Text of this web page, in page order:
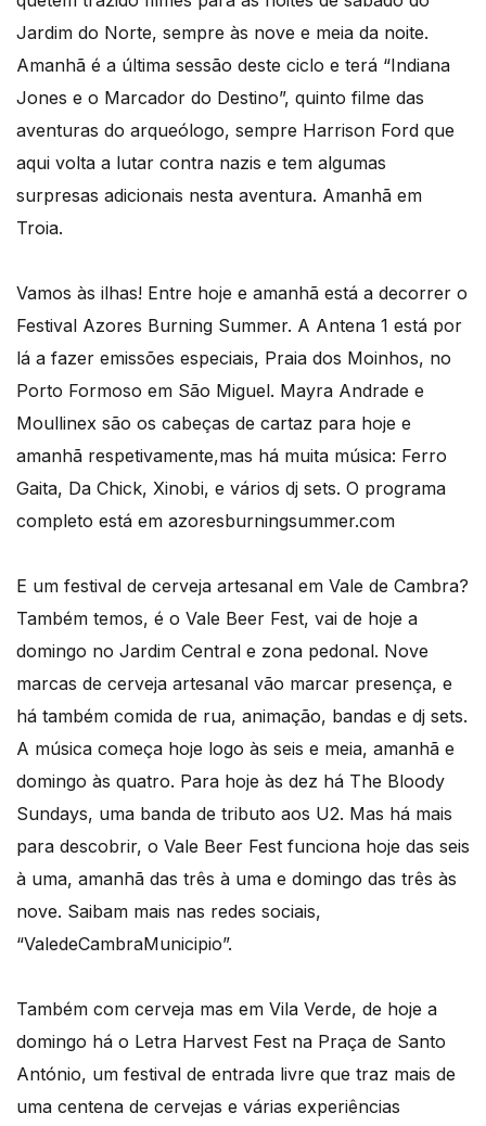
Jardim do Norte, sempre às nove e meia da noite.
Amanhã é a última sessão deste ciclo e terá “Indiana
Jones e o Marcador do Destino”, quinto filme das
aventuras do arqueólogo, sempre Harrison Ford que
aqui volta a lutar contra nazis e tem algumas
surpresas adicionais nesta aventura. Amanhã em
Troia.
Vamos às ilhas! Entre hoje e amanhã está a decorrer o
Festival Azores Burning Summer. A Antena 1 está por
lá a fazer emissões especiais, Praia dos Moinhos, no
Porto Formoso em São Miguel. Mayra Andrade e
Moullinex são os cabeças de cartaz para hoje e
amanhã respetivamente,mas há muita música: Ferro
Gaita, Da Chick, Xinobi, e vários dj sets. O programa
completo está em azoresburningsummer.com
E um festival de cerveja artesanal em Vale de Cambra?
Também temos, é o Vale Beer Fest, vai de hoje a
domingo no Jardim Central e zona pedonal. Nove
marcas de cerveja artesanal vão marcar presença, e
há também comida de rua, animação, bandas e dj sets.
A música começa hoje logo às seis e meia, amanhã e
domingo às quatro. Para hoje às dez há The Bloody
Sundays, uma banda de tributo aos U2. Mas há mais
para descobrir, o Vale Beer Fest funciona hoje das seis
à uma, amanhã das três à uma e domingo das três às
nove. Saibam mais nas redes sociais,
“ValedeCambraMunicipio”.
Também com cerveja mas em Vila Verde, de hoje a
domingo há o Letra Harvest Fest na Praça de Santo
António, um festival de entrada livre que traz mais de
uma centena de cervejas e várias experiências